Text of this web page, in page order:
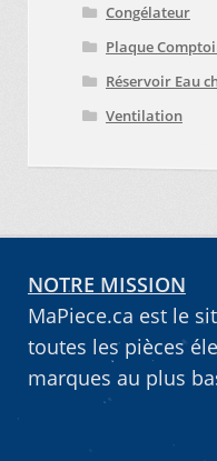
Congélateur
Plaque
Réservoir Eau
Ventilation
NOTRE MISSION
MaPiece.ca est le
toutes les pièces
marques au plus